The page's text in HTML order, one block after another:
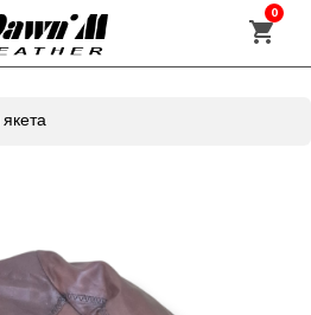
0